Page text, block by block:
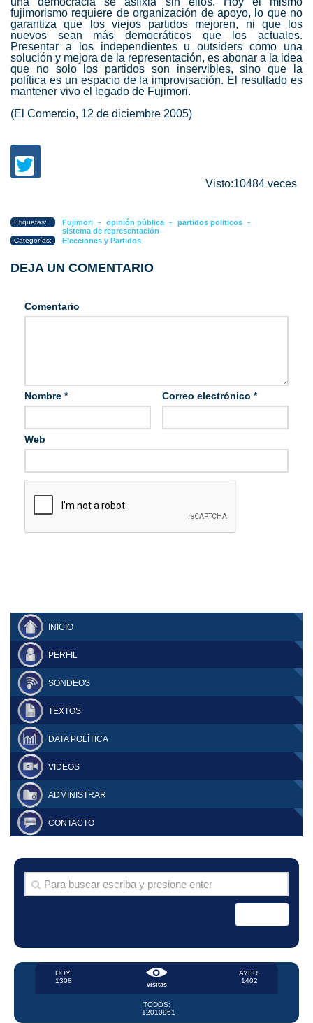
fujimorismo requiere de organización de apoyo, lo que no
garantiza que los viejos partidos mejoren, ni que los
nuevos sean más democráticos que los actuales.
Presentar a los independientes u outsiders como una
solución y mejora de la representación, es abonar a la idea
que no solo los partidos son inservibles, sino que la
política es un espacio de la improvisación. El resultado es
mantener vivo el legado de Fujimori.
(El Comercio, 12 de diciembre 2005)
Visto:10484 veces
Etiquetas: Fujimori - opinión pública - partidos politicos -
sistema de representación
Categorías: Elecciones y Partidos
DEJA UN COMENTARIO
Comentario
Nombre * Correo electrónico *
Web
INICIO
PERFIL
SONDEOS
TEXTOS
DATA POLÍTICA
VIDEOS
ADMINISTRAR
CONTACTO
visitas
HOY:
1308
AYER:
1402
TODOS:
12010961